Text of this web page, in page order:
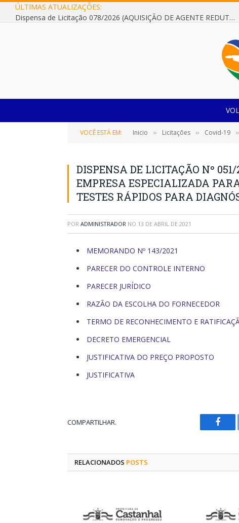
ÚLTIMAS ATUALIZAÇÕES:
Dispensa de Licitação 078/2026 (AQUISIÇÃO DE AGENTE REDUTOR LÍQUIDO AUTOMOTIVO – ARLA 32, PARA ATENDER A FROTA OFICIAL DE VEÍCULOS DA SECRETARIA MUNICIPAL DE EDUCAÇÃO DO MUNICÍPIO DE CASTANHAL/PA)
VOCÊ ESTÁ EM: Inicio » Licitações » Covid-19 »
DISPENSA DE LICITAÇÃO Nº
EMPRESA ESPECIALIZADA
TESTES RÁPIDOS PARA
POR ADMINISTRADOR NO 13 DE ABRIL DE 2021
MEMORANDO Nº 143/2021
PARECER DO CONTROLE INTERNO
PARECER JURÍDICO
RAZÃO DA ESCOLHA DO FORNECEDOR
TERMO DE RECONHECIMENTO E
DECRETO EMERGENCIAL
JUSTIFICATIVA DO PREÇO PROPOSTO
JUSTIFICATIVA
COMPARTILHAR.
RELACIONADOS POSTS